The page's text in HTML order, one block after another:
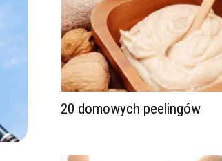
20 domowych peelingów